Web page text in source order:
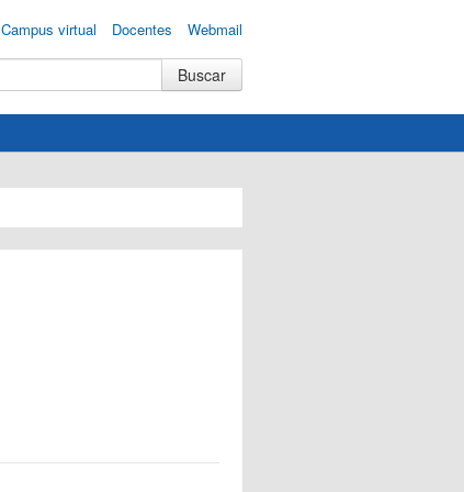
Campus virtual Docentes Webmail